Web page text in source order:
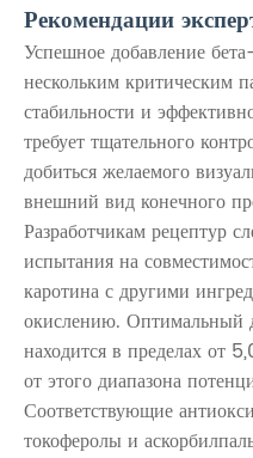
Рекомендации
Успешное добавление
нескольким критическим
стабильности и
требует тщательного
добиться желаемого
внешний вид конечного
Разработчикам рецептур
испытания на
каротина с другими
окислению. Оптимальный
находится в пределах от
от этого диапазона
Соответствующие
токоферолы и